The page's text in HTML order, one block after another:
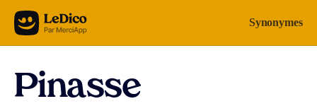
Aller au contenu Synonymes
Pinasse